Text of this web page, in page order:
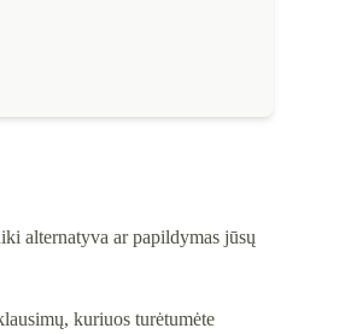
alternatyva ar papildymas jūsų
kuriuos turėtumėte